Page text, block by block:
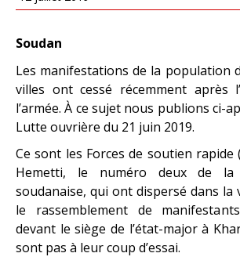
Soudan
Les manifestations de la population
villes ont cessé récemment après
l’armée. À ce sujet nous publions ci-
Lutte ouvrière du 21 juin 2019.
Ce sont les Forces de soutien rapide
Hemetti, le numéro deux de la
soudanaise, qui ont dispersé dans la
le rassemblement de
devant le siège de l’état-major à
sont pas à leur coup d’essai.